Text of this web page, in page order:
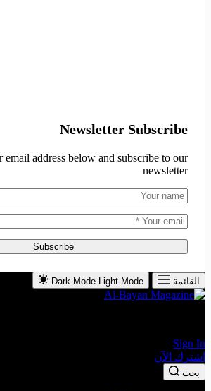
Newsletter Subscribe
email address below and subscribe to our
newsletter
Subscribe
القائمة Dark Mode Light Mode
Sign In
اشترك الآن
بحث